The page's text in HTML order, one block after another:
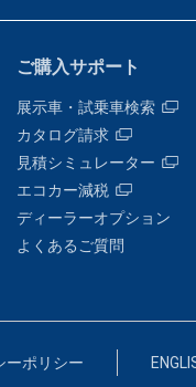
ご購入サポート
展示車・試乗車検索
カタログ請求
見積シミュレーター
エコカー減税
ディーラーオプション
よくあるご質問
ーポリシー